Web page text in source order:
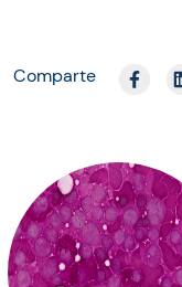
Comparte